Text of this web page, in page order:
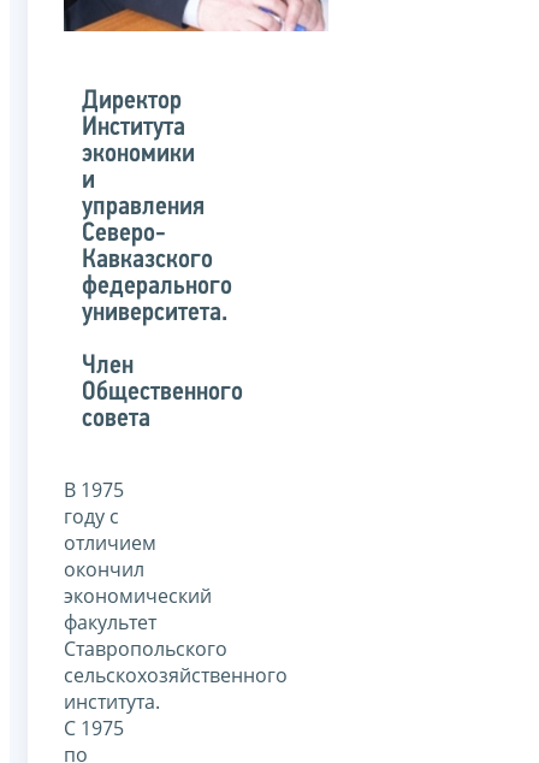
Директор
Института
экономики
и
управления
Северо-
Кавказского
федерального
университета.
Член
Общественного
совета
В 1975
году с
отличием
окончил
экономический
факультет
Ставропольского
сельскохозяйственного
института.
С 1975
по